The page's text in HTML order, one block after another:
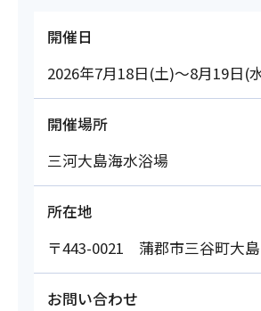
開催日
2026年7月18日(土)～8月19日(
開催場所
三河大島海水浴場
所在地
〒443-0021 蒲郡市三谷町大島
お問い合わせ